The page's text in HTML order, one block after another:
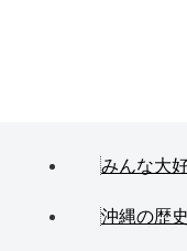
みんな大
沖縄の歴史